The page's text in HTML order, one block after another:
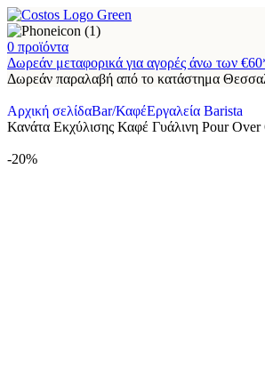
0 προϊόντα
Δωρεάν μεταφορικά για αγορές άνω των
Δωρεάν παραλαβή από το κατάστημα
Αρχική σελίδαBar/ΚαφέΕργαλεία Barista
Κανάτα Εκχύλισης Καφέ Γυάλινη Pour Over
-20%